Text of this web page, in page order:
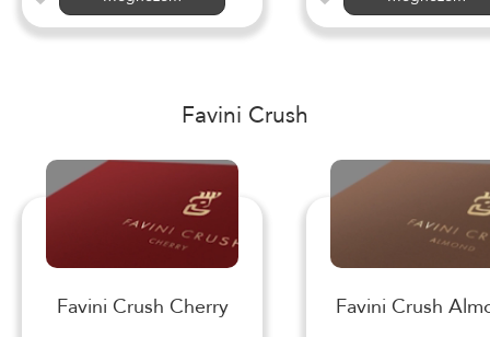
Favini Crush
Favini Crush Cherry Favini Crush